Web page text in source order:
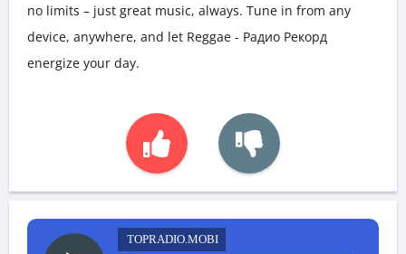
no limits – just great music, always. Tune in from any
device, anywhere, and let Reggae - Радио Рекорд
energize your day.
TOPRADIO.MOBI